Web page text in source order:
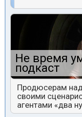
Не время
подкаст
Продюсерам
своими
агентами «два